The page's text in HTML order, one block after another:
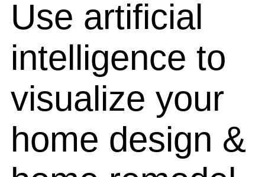
Use artificial
intelligence to
visualize your
home design &